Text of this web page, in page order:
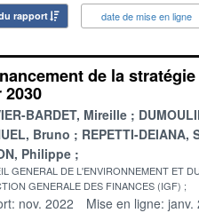
rapport date de mise en ligne
de la
2030
BARDET, Mireille
Bruno
REPETTI-DEIANA,
Philippe
GENERAL DE L'ENVIRONNEMENT ET
GENERALE DES FINANCES (IGF)
nov. 2022 Mise en ligne: janv.